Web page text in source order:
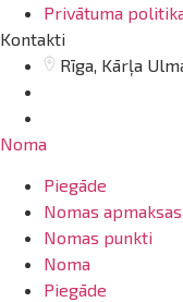
Privātuma
Kontakti
Rīga, Kārļa
Noma
Piegāde
Nomas
Nomas punkti
Noma
Piegāde